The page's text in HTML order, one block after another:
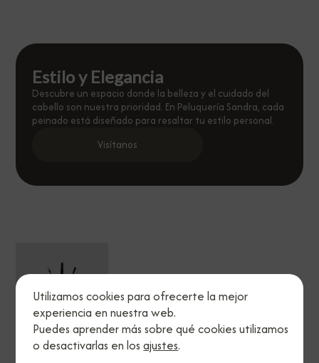
Estilo y Elegancia
Descubre un espacio donde la belleza y el cuidado del
cabello son nuestra prioridad. En Peluquería Sandra, cada
peinado está diseñado para resaltar tu estilo personal.
Visítanos
Utilizamos cookies para ofrecerte la mejor
experiencia en nuestra web.
Puedes aprender más sobre qué cookies utilizamos
o desactivarlas en losajustes.